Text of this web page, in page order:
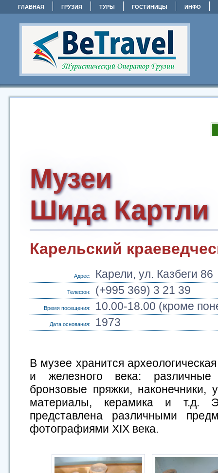
ГЛАВНАЯ ГРУЗИЯ ТУРЫ ГОСТИНИЦЫ ИНФО
Музеи
Шида Картли
Карельский
Адрес: Карели, ул. Казбеги 86
Телефон: (+995 369) 3 21 39
Время посещения: 10.00-18.00 (кроме
Дата основания: 1973
В музее хранится
и железного века:
бронзовые пряжки, наконечники,
материалы, керамика и т.д.
представлена различными
фотографиями XIX века.